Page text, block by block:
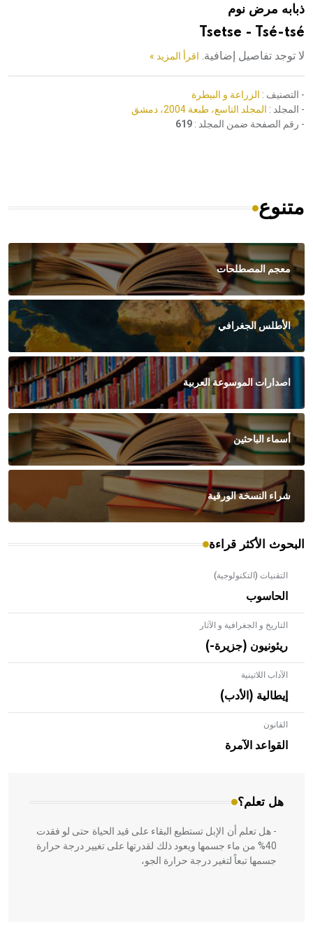
هيئة الموسوعة العربية تطلق موسوعات جديدة في عام 2026ذبابه مرض نوم
Tsetse - Tsé-tsé
لا توجد تفاصيل إضافية. اقرأ المزيد »
- التصنيف : الزراعة و البيطرة
- المجلد : المجلد التاسع، طبعة 2004، دمشق
- رقم الصفحة ضمن المجلد : 619
متنوع
معجم المصطلحات
الأطلس الجغرافي
اصدارات الموسوعة العربية
أسماء الباحثين
شراء النسخة الورقية
البحوث الأكثر قراءة
التقنيات (التكنولوجية)
الحاسوب
التاريخ و الجغرافية و الآثار
ريئونيون (جزيرة-)
الآداب اللاتينية
إيطالية (الأدب)
القانون
القواعد الآمرة
هل تعلم؟
- هل تعلم أن الأبلق نوع من الفنون الهندسية التي ارتبطت
بالعمارة الإسلامية في بلاد الشام ومصر خاصة، حيث يحرص
المعمار على بناء مداميكه وخاصة في الواجهات
- هل تعلم أن الإبل تستطيع البقاء على قيد الحياة حتى لو فقدت
40% من ماء جسمها ويعود ذلك لقدرتها على تغيير درجة حرارة
جسمها تبعاً لتغير درجة حرارة الجو،